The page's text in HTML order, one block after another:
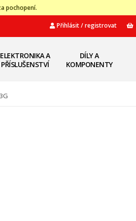
pochopení.
Přihlásit / registrovat
ELEKTRONIKA A
PŘÍSLUŠENSTVÍ
DÍLY A
KOMPONENTY